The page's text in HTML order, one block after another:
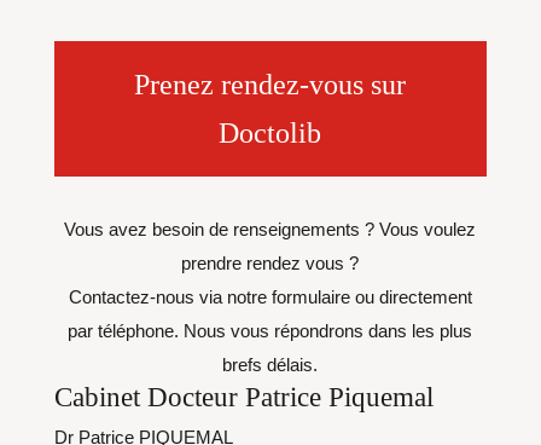
Prenez rendez-vous sur
Doctolib
Vous avez besoin de renseignements ? Vous voulez
prendre rendez vous ?
Contactez-nous via notre formulaire ou directement
par téléphone. Nous vous répondrons dans les plus
brefs délais.
Cabinet Docteur Patrice Piquemal
Dr Patrice PIQUEMAL